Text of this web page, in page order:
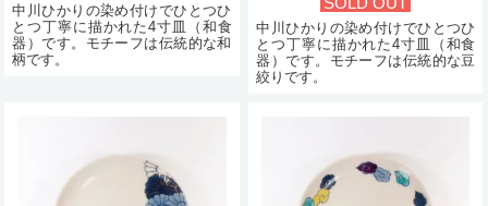
中川ひかりの染め付けでひとつひ
とつ丁寧に描かれた4寸皿（和食
器）です。モチーフは伝統的な和
柄です。
中川ひかりの染め付けでひとつひ
とつ丁寧に描かれた4寸皿（和食
器）です。モチーフは伝統的な豆
絞りです。